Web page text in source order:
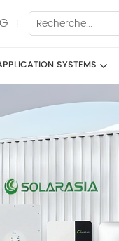
SYSTEMS